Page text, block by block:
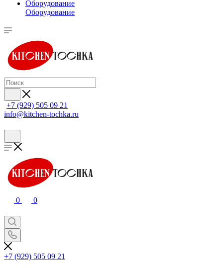
Оборудование
+7 (929) 505 09 21
info@kitchen-tochka.ru
0 0
+7 (929) 505 09 21